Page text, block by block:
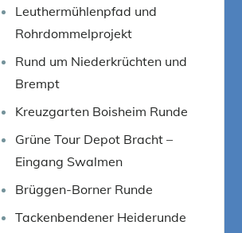
Leuthermühlenpfad und
Rohrdommelprojekt
Rund um Niederkrüchten und
Brempt
Kreuzgarten Boisheim Runde
Grüne Tour Depot Bracht –
Eingang Swalmen
Brüggen-Borner Runde
Tackenbendener Heiderunde